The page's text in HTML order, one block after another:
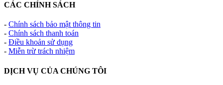
CÁC CHÍNH SÁCH
- Chính sách bảo mật thông tin
- Chính sách thanh toán
- Điều khoản sử dụng
- Miễn trừ trách nhiệm
DỊCH VỤ CỦA CHÚNG TÔI